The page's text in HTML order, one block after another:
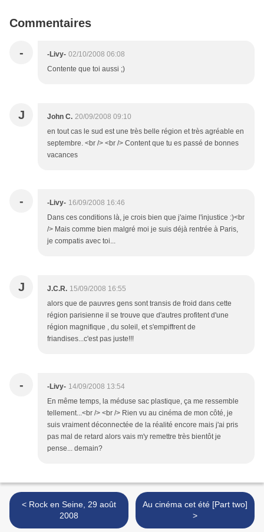
Commentaires
- -Livy- 02/10/2008 06:08
Contente que toi aussi ;)
J John C. 20/09/2008 09:10
en tout cas le sud est une très belle région et très agréable en
septembre. <br /> <br /> Content que tu es passé de bonnes
vacances
- -Livy- 16/09/2008 16:46
Dans ces conditions là, je crois bien que j'aime l'injustice :)<br
/> Mais comme bien malgré moi je suis déjà rentrée à Paris,
je compatis avec toi...
J J.C.R. 15/09/2008 16:55
alors que de pauvres gens sont transis de froid dans cette
région parisienne il se trouve que d'autres profitent d'une
région magnifique , du soleil, et s'empiffrent de
friandises...c'est pas juste!!!
- -Livy- 14/09/2008 13:54
En même temps, la méduse sac plastique, ça me ressemble
tellement...<br /> <br /> Rien vu au cinéma de mon côté, je
suis vraiment déconnectée de la réalité encore mais j'ai pris
pas mal de retard alors vais m'y remettre très bientôt je
pense... demain?
< Rock en Seine, 29 août
2008
Au cinéma cet été [Part two]
>